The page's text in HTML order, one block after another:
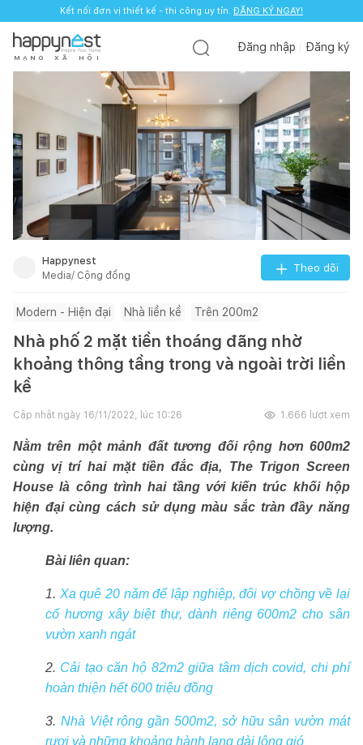
Kết nối đơn vị thiết kế - thi công uy tín. ĐĂNG KÝ NGAY!
Kết nối đơn vị thiết kế - thi công uy tín. ĐĂNG KÝ NGAY!
M Ạ N G X Ã H Ộ I
Đăng nhập Đăng ký
Happynest
Media/ Cộng đồng
Theo dõi
Modern - Hiện đại Nhà liền kề Trên 200m2
Nhà phố 2 mặt tiền thoáng đãng nhờ
khoảng thông tầng trong và ngoài trời liền
kề
Cập nhật ngày 16/11/2022, lúc 10:26 1.666 lượt xem
Nằm trên một mảnh đất tương đối rộng hơn 600m2
cùng vị trí hai mặt tiền đắc địa, The Trigon Screen
House là công trình hai tầng với kiến trúc khối hộp
hiện đại cùng cách sử dụng màu sắc tràn đầy năng
lượng.
Bài liên quan:
1. Xa quê 20 năm để lập nghiệp, đôi vợ chồng về lại
cố hương xây biệt thự, dành riêng 600m2 cho sân
vườn xanh ngát
2. Cải tạo căn hộ 82m2 giữa tâm dịch covid, chi phí
hoàn thiện hết 600 triệu đồng
3. Nhà Việt rộng gần 500m2, sở hữu sân vườn mát
rượi và những khoảng hành lang dài lộng gió